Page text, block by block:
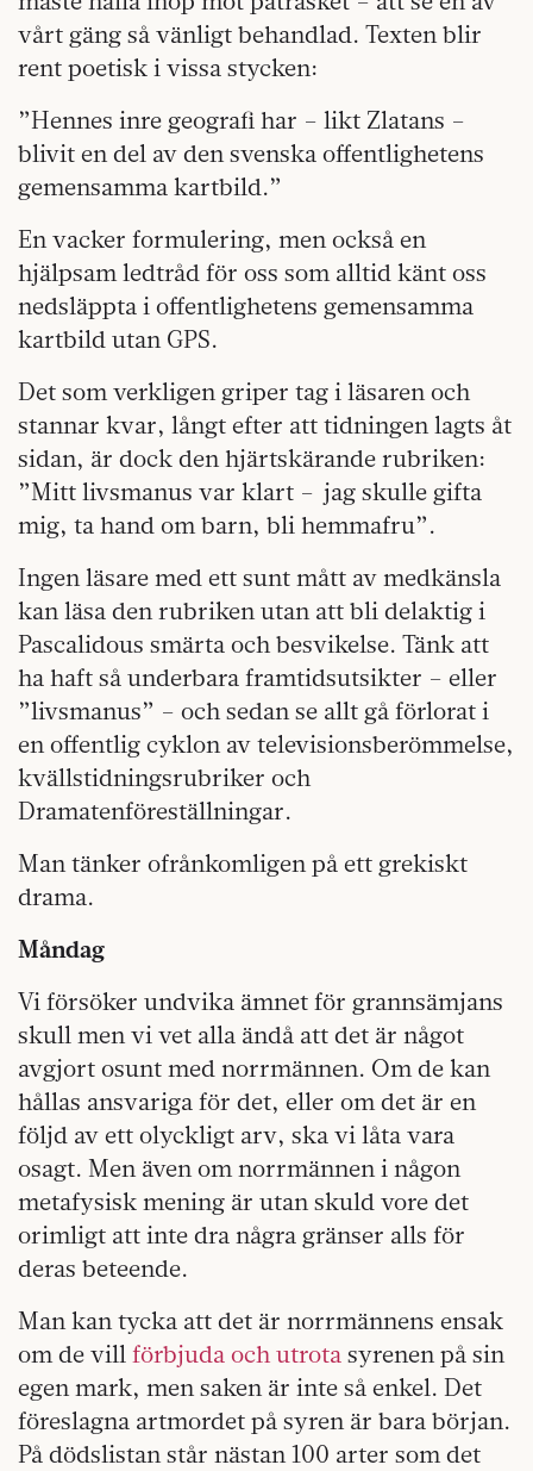
vårt gäng så vänligt behandlad. Texten blir
rent poetisk i vissa stycken:
”Hennes inre geografi har – likt Zlatans –
blivit en del av den svenska offentlighetens
gemensamma kartbild.”
En vacker formulering, men också en
hjälpsam ledtråd för oss som alltid känt oss
nedsläppta i offentlighetens gemensamma
kartbild utan GPS.
Det som verkligen griper tag i läsaren och
stannar kvar, långt efter att tidningen lagts åt
sidan, är dock den hjärtskärande rubriken:
”Mitt livsmanus var klart – jag skulle gifta
mig, ta hand om barn, bli hemmafru”.
Ingen läsare med ett sunt mått av medkänsla
kan läsa den rubriken utan att bli delaktig i
Pascalidous smärta och besvikelse. Tänk att
ha haft så underbara framtidsutsikter – eller
”livsmanus” – och sedan se allt gå förlorat i
en offentlig cyklon av televisionsberömmelse,
kvällstidningsrubriker och
Dramatenföreställningar.
Man tänker ofrånkomligen på ett grekiskt
drama.
Måndag
Vi försöker undvika ämnet för grannsämjans
skull men vi vet alla ändå att det är något
avgjort osunt med norrmännen. Om de kan
hållas ansvariga för det, eller om det är en
följd av ett olyckligt arv, ska vi låta vara
osagt. Men även om norrmännen i någon
metafysisk mening är utan skuld vore det
orimligt att inte dra några gränser alls för
deras beteende.
Man kan tycka att det är norrmännens ensak
om de vill förbjuda och utrota syrenen på sin
egen mark, men saken är inte så enkel. Det
föreslagna artmordet på syren är bara början.
På dödslistan står nästan 100 arter som det